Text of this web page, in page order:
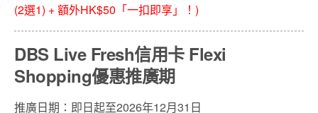
(2選1) + 額外HK$50「一扣即享」！)
DBS Live Fresh信用卡 Flexi
Shopping優惠推廣期
推廣日期：即日起至2026年12月31日